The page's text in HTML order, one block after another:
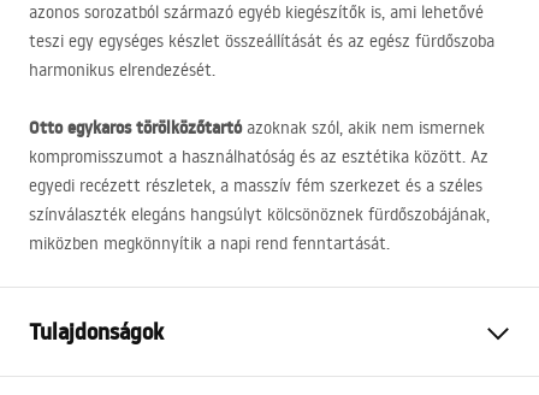
azonos sorozatból származó egyéb kiegészítők is, ami lehetővé
teszi egy egységes készlet összeállítását és az egész fürdőszoba
harmonikus elrendezését.
Otto egykaros törölközőtartóazoknak szól, akik nem ismernek
kompromisszumot a használhatóság és az esztétika között. Az
egyedi recézett részletek, a masszív fém szerkezet és a széles
színválaszték elegáns hangsúlyt kölcsönöznek fürdőszobájának,
miközben megkönnyítik a napi rend fenntartását.
Tulajdonságok